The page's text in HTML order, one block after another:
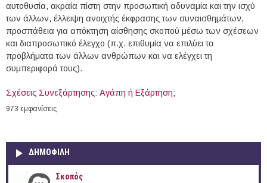
αυτοθυσία, ακραία πίστη στην προσωπική αδυναμία και την ισχύ
των άλλων, έλλειψη ανοιχτής έκφρασης των συναισθημάτων,
προσπάθεια για απόκτηση αίσθησης σκοπού μέσω των σχέσεων
και διαπροσωπικό έλεγχο (π.χ. επιθυμία να επιλύει τα
προβλήματα των άλλων ανθρώπων και να ελέγχει τη
συμπεριφορά τους).
Σχέσεις Συνεξάρτησης: Αγάπη ή Εξάρτηση;
973 εμφανίσεις
ΔΗΜΟΦΙΛΗ
Σκοπός